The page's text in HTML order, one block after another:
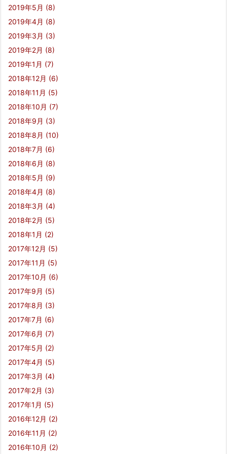
2019年5月 (8)
2019年4月 (8)
2019年3月 (3)
2019年2月 (8)
2019年1月 (7)
2018年12月 (6)
2018年11月 (5)
2018年10月 (7)
2018年9月 (3)
2018年8月 (10)
2018年7月 (6)
2018年6月 (8)
2018年5月 (9)
2018年4月 (8)
2018年3月 (4)
2018年2月 (5)
2018年1月 (2)
2017年12月 (5)
2017年11月 (5)
2017年10月 (6)
2017年9月 (5)
2017年8月 (3)
2017年7月 (6)
2017年6月 (7)
2017年5月 (2)
2017年4月 (5)
2017年3月 (4)
2017年2月 (3)
2017年1月 (5)
2016年12月 (2)
2016年11月 (2)
2016年10月 (2)